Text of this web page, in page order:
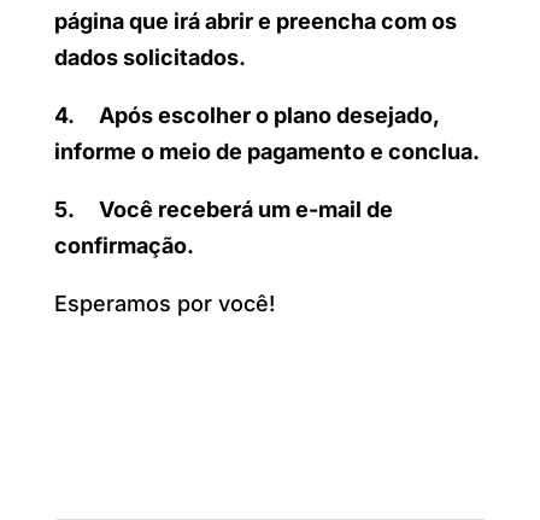
página que irá abrir e preencha com os
dados solicitados.
4. Após escolher o plano desejado,
informe o meio de pagamento e conclua.
5. Você receberá um e-mail de
confirmação.
Esperamos por você!